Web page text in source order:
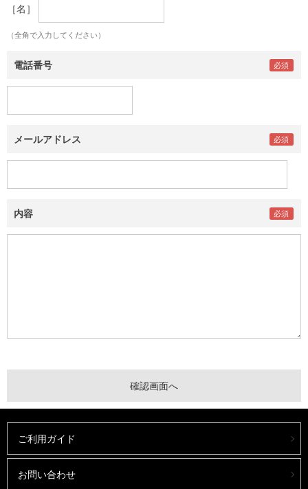
［名］
（全角で入力してください）
電話番号
メールアドレス
内容
ご利用ガイド
お問い合わせ